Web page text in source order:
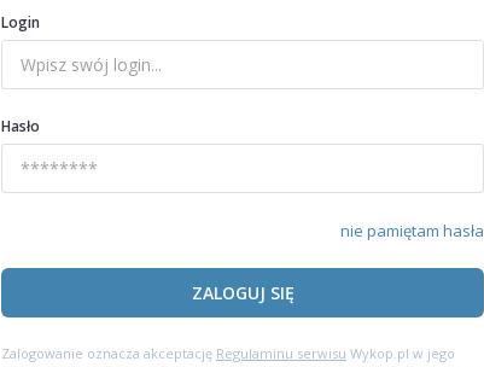
Login
Hasło
nie pamiętam hasła
ZALOGUJ SIĘ
Zalogowanie oznacza akceptację Regulaminu serwisu Wykop.pl w jego